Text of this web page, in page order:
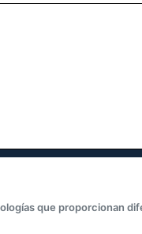
que proporcionan